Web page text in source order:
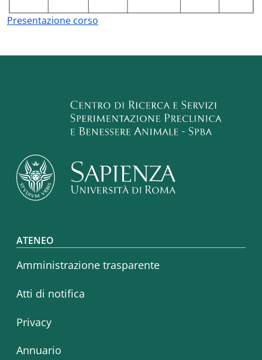
Presentazione corso
Footer menu
ATENEO
Amministrazione trasparente
Atti di notifica
Privacy
Annuario